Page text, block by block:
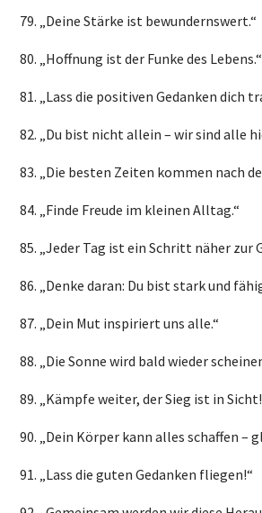
„Deine Stärke ist bewundernswert.“
„Hoffnung ist der Funke des Lebens.“
„Lass die positiven Gedanken dich
„Du bist nicht allein – wir sind alle
„Die besten Zeiten kommen nach
„Finde Freude im kleinen Alltag.“
„Jeder Tag ist ein Schritt näher zur
„Denke daran: Du bist stark und
„Dein Mut inspiriert uns alle.“
„Die Sonne wird bald wieder
„Kämpfe weiter, der Sieg ist in
„Dein Körper kann alles schaffen –
„Lass die guten Gedanken fliegen!“